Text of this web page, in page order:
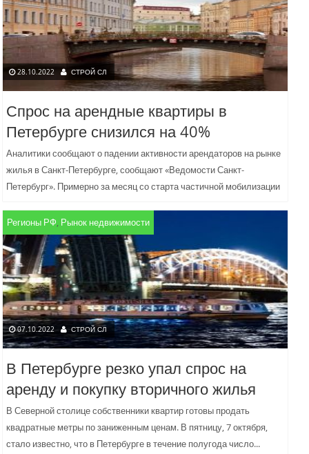
28.10.2022 СТРОЙ СЛ
Спрос на арендные квартиры в
Петербурге снизился на 40%
Аналитики сообщают о падении активности арендаторов на рынке
жилья в Санкт-Петербурге, сообщают «Ведомости Санкт-
Петербург». Примерно за месяц со старта частичной мобилизации
Регионы РФ, Рынок недвижимости
07.10.2022 СТРОЙ СЛ
В Петербурге резко упал спрос на
аренду и покупку вторичного жилья
В Северной столице собственники квартир готовы продать
квадратные метры по заниженным ценам. В пятницу, 7 октября,
стало известно, что в Петербурге в течение полугода число...